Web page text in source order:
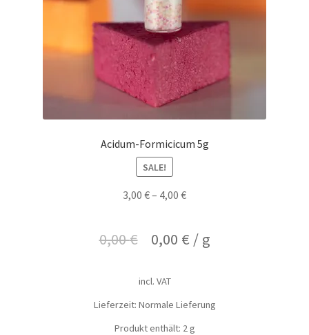
Acidum-Formicicum 5g
SALE!
3,00 €– 4,00 €
0,00€ 0,00 € / g
incl. VAT
Lieferzeit: Normale Lieferung
Produkt enthält: 2g